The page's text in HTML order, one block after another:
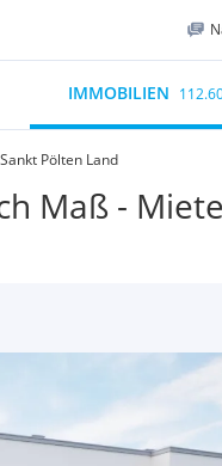
IMMOBILIEN
Sankt Pölten Land
Maß -